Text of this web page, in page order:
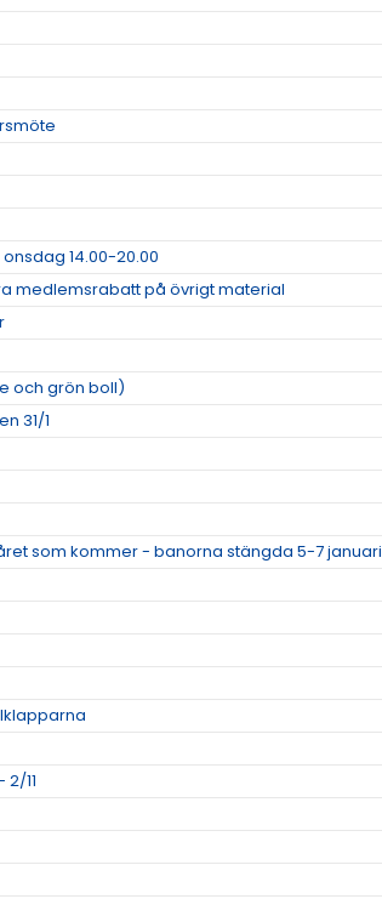
14.00-20.00
medlemsrabatt på övrigt material
och grön boll)
31/1
som kommer - banorna stängda 5-7 januari
11